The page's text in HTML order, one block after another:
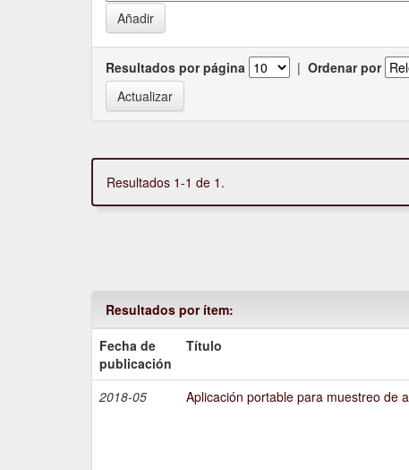
Resultados por página | Ordenar por
Resultados 1-1 de 1.
Resultados por ítem:
Fecha de
publicación
Título
2018-05 Aplicación portable para muestreo de